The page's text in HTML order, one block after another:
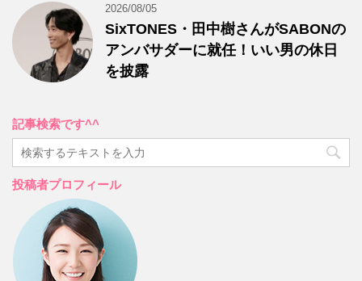
2026/08/05
SixTONES・田中樹さんがSABONの
アンバサダーに就任！いい男の休日
を披露
記事検索です^^
投稿者プロフィール